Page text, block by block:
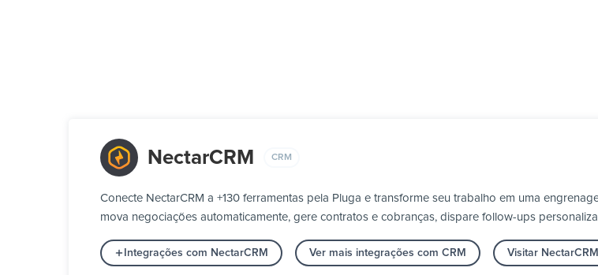
NectarCRM CRM
Conecte NectarCRM a +130 ferramentas pela Pluga e transforme seu trabalho em uma
mova negociações automaticamente, gere contratos e cobranças, dispare follow-ups
Integrações com NectarCRM Ver mais integrações com CRM Visitar NectarCRM